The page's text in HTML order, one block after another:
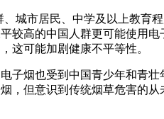
城市居民、中学及以上教
高的中国人群更可能使用
这可能加剧健康不平等性。
烟也受到中国青少年和青
但意识到传统烟草危害的